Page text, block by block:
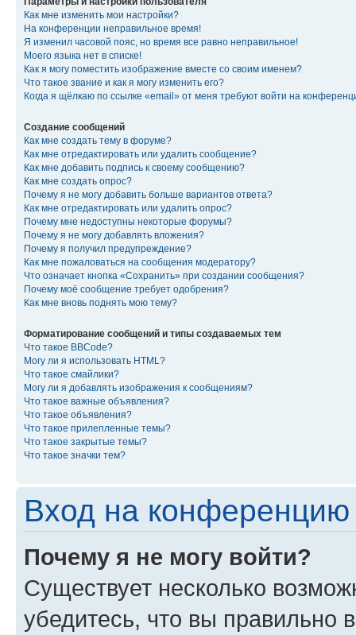
Как мне изменить мои настройки?
На конференции неправильное время!
Я изменил часовой пояс, но время все равно неправильное!
Моего языка нет в списке!
Как я могу поместить изображение вместе со своим именем?
Что такое звание и как я могу изменить его?
Когда я щёлкаю по ссылке «email» от меня требуют войти на
Создание сообщений
Как мне создать тему в форуме?
Как мне отредактировать или удалить сообщение?
Как мне добавить подпись к своему сообщению?
Как мне создать опрос?
Почему я не могу добавить больше вариантов ответа?
Как мне отредактировать или удалить опрос?
Почему мне недоступны некоторые форумы?
Почему я не могу добавлять вложения?
Почему я получил предупреждение?
Как мне пожаловаться на сообщения модератору?
Что означает кнопка «Сохранить» при создании сообщения?
Почему моё сообщение требует одобрения?
Как мне вновь поднять мою тему?
Форматирование сообщений и типы создаваемых тем
Что такое BBCode?
Могу ли я использовать HTML?
Что такое смайлики?
Могу ли я добавлять изображения к сообщениям?
Что такое важные объявления?
Что такое объявления?
Что такое прилепленные темы?
Что такое закрытые темы?
Что такое значки тем?
Вход на конференцию
Почему я не могу войти?
Существует несколько
убедитесь, что вы правильно